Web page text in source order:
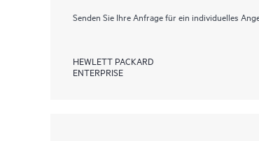
Senden Sie Ihre Anfrage für ein individuelles
HEWLETT PACKARD
ENTERPRISE